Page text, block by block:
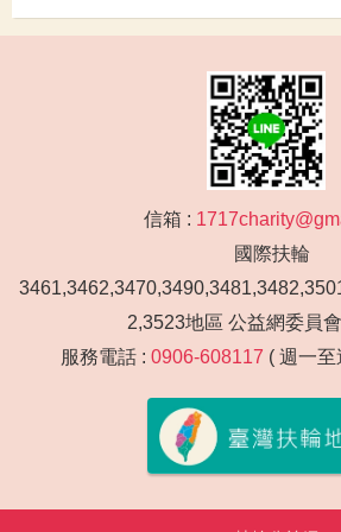
信箱 :
國際扶輪
2,3523地區 公益網委員
服務電話 : 0906-608117 ( 週一